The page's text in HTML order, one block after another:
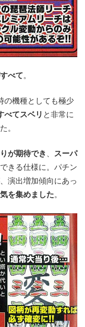
べて。
の機種としても極少
べてスベリ と非常に
。
が期待でき
スーパ
きる仕様に。パチン
演出増加傾向にあっ
を集めました。